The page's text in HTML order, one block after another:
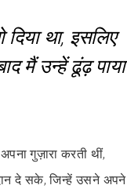
था, इसलिए
मैं उन्हें ढूंढ़ पाया
गुज़ारा करती थीं,
दे सके, जिन्हें उसने अपने